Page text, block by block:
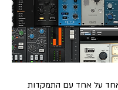
אחד על אחד עם התמקדות